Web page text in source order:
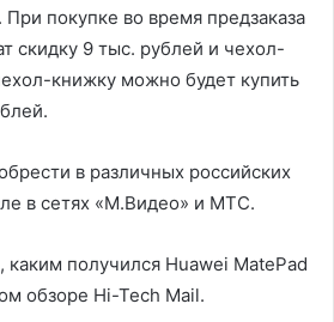
покупке во время предзаказа
скидку 9 тыс. рублей и чехол-
книжку можно будет купить
в различных российских
в сетях «М.Видео» и МТС.
каким получился Huawei MatePad
обзоре Hi-Tech Mail.